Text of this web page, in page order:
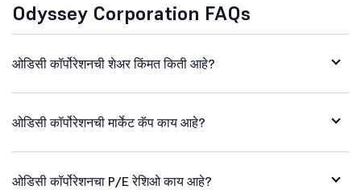
Odyssey Corporation FAQs
ओडिसी कॉर्पोरेशनची शेअर किंमत किती आहे?
ओडिसी कॉर्पोरेशनची मार्केट कॅप काय आहे?
ओडिसी कॉर्पोरेशनचा P/E रेशिओ काय आहे?